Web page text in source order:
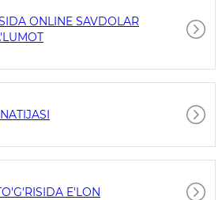
ONLINE SAVDOLAR
E'LON